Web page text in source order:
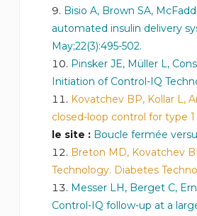
Bisio A, Brown SA,
automated insulin delivery
May;22(3):495-502.
Pinsker JE, Müller L,
Initiation of Control-IQ
Kovatchev BP, Kollar L,
closed-loop control for type
le site : Boucle fermée
Breton MD, Kovatchev
Technology. Diabetes
Messer LH, Berget C,
Control-IQ follow-up at a